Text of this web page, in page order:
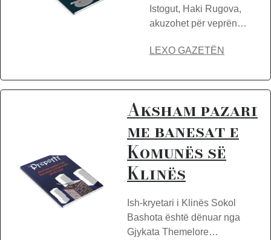
Istogut, Haki Rugova,
akuzohet për veprën…
LEXO GAZETËN
Aksham pazari
me banesat e
Komunës së
Klinës
Ish-kryetari i Klinës Sokol
Bashota është dënuar nga
Gjykata Themelore…